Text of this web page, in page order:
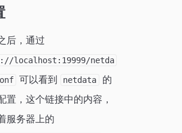
后，通过
localhost:19999/netda
可以看到 netdata
的
置，这个链接中的内容，
服务器上的